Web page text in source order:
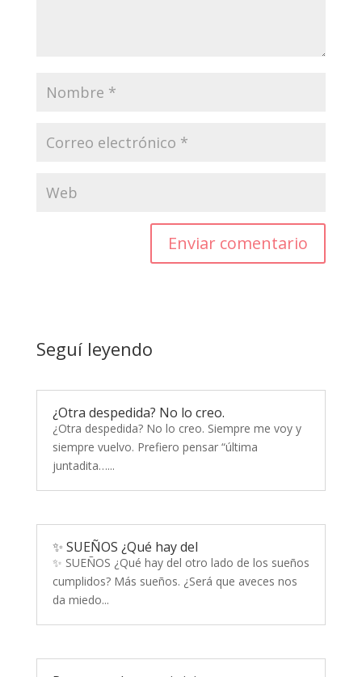
Enviar comentario
Seguí leyendo
¿Otra despedida? No lo creo.
¿Otra despedida? No lo creo. Siempre me voy y
siempre vuelvo. Prefiero pensar “última
juntadita…...
✨ SUEÑOS ¿Qué hay del
✨ SUEÑOS ¿Qué hay del otro lado de los sueños
cumplidos? Más sueños. ¿Será que aveces nos
da miedo...